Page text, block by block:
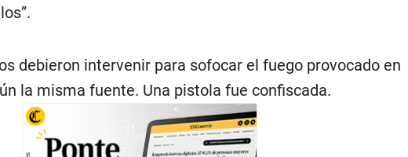
debieron intervenir para sofocar el fuego provocado en
la misma fuente. Una pistola fue confiscada.